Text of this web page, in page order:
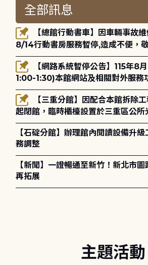
8/14行動書房服務暫停,造成不便，
1:00-1:30)本館網站及相關對外服務
網路升級更新將暫停服務。
起閉館，臨時櫃檯設置於三重區公所
造成不便，敬請見諒。
【石碇分館】辦理館內閱讀設備升
務調整
【新聞】一證暢通至新竹！新北市圖
再拓展
主題活動